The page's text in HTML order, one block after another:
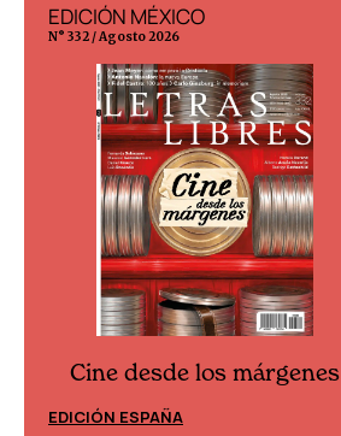
EDICIÓN MÉXICO
N° 332 / Agosto 2026
Cine desde los márgenes
EDICIÓN ESPAÑA